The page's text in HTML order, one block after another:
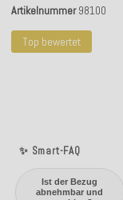
Top bewertet
✨ Smart-FAQ
Ist der Bezug
abnehmbar und
Artikelnummer 98100